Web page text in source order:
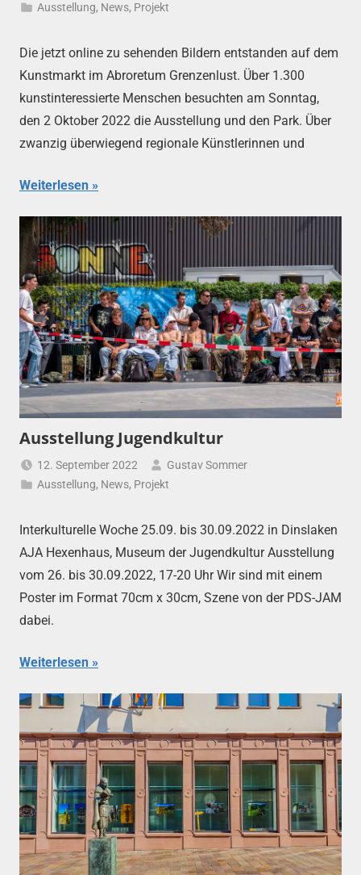
Ausstellung, News, Projekt
Die jetzt online zu sehenden Bildern entstanden auf dem
Kunstmarkt im Abroretum Grenzenlust. Über 1.300
kunstinteressierte Menschen besuchten am Sonntag,
den 2 Oktober 2022 die Ausstellung und den Park. Über
zwanzig überwiegend regionale Künstlerinnen und
Weiterlesen
Ausstellung Jugendkultur
12. September 2022
Gustav Sommer
Ausstellung, News, Projekt
Interkulturelle Woche 25.09. bis 30.09.2022 in Dinslaken
AJA Hexenhaus, Museum der Jugendkultur Ausstellung
vom 26. bis 30.09.2022, 17-20 Uhr Wir sind mit einem
Poster im Format 70cm x 30cm, Szene von der PDS-JAM
dabei.
Weiterlesen